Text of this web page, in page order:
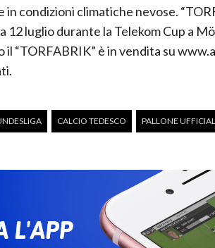
condizioni climatiche nevose.
12 luglio durante la Telekom Cup a
il “TORFABRIK” è in vendita su
CALCIO TEDESCO PALLONE